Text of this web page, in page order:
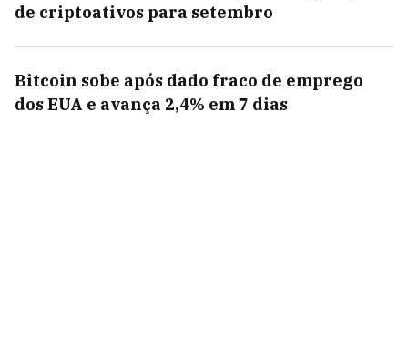
de criptoativos para setembro
Bitcoin sobe após dado fraco de emprego
dos EUA e avança 2,4% em 7 dias